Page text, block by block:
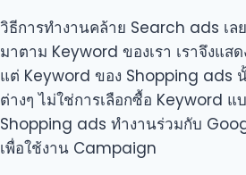
วิธีการทำงานคล้าย Search ads เล
มาตาม Keyword ของเรา เราจึงแ
แต่ Keyword ของ Shopping ads
ต่างๆ ไม่ใช่การเลือกซื้อ Keyword
Shopping ads ทำงานร่วมกับ
เพื่อใช้งาน Campaign